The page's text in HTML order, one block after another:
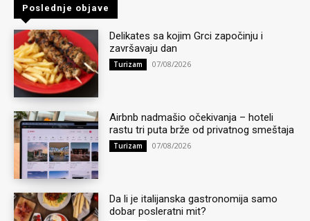
Poslednje objave
Delikates sa kojim Grci započinju i
završavaju dan
Turizam 07/08/2026
Airbnb nadmašio očekivanja – hoteli
rastu tri puta brže od privatnog smeštaja
Turizam 07/08/2026
Da li je italijanska gastronomija samo
dobar posleratni mit?